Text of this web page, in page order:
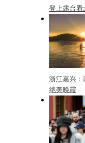
登上露台看
浙江嘉兴：
绝美晚霞